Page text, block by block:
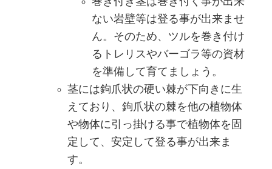
ない岩壁等は登る事が出来ませ
ん。そのため、ツルを巻き付け
るトレリスやバーゴラ等の資材
を準備して育てましょう。
茎には鉤爪状の硬い棘が下向きに生
えており、鉤爪状の棘を他の植物体
や物体に引っ掛ける事で植物体を固
定して、安定して登る事が出来ま
す。